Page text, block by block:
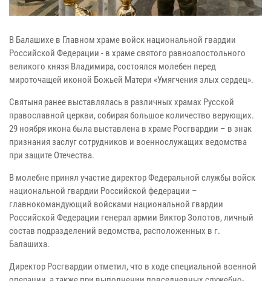
В Балашихе в Главном храме войск национальной гвардии
Российской Федерации - в храме святого равноапостольного
великого князя Владимира, состоялся молебен перед
мироточащей иконой Божьей Матери «Умягчения злых сердец».
Святыня ранее выставлялась в различных храмах Русской
православной церкви, собирая большое количество верующих.
29 ноября икона была выставлена в храме Росгвардии – в знак
признания заслуг сотрудников и военнослужащих ведомства
при защите Отечества.
В молебне принял участие директор Федеральной службы войск
национальной гвардии Российской федерации –
главнокомандующий войсками национальной гвардии
Российской Федерации генерал армии Виктор Золотов, личный
состав подразделений ведомства, расположенных в г.
Балашиха.
Директор Росгвардии отметил, что в ходе специальной военной